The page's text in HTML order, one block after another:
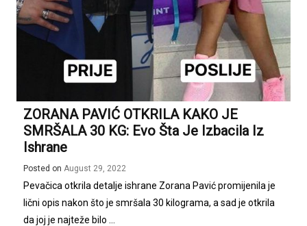
ZORANA PAVIĆ OTKRILA KAKO JE
SMRŠALA 30 KG: Evo Šta Je Izbacila Iz
Ishrane
Posted on August 29, 2022
Pevačica otkrila detalje ishrane Zorana Pavić promijenila je
lični opis nakon što je smršala 30 kilograma, a sad je otkrila
da joj je najteže bilo ...